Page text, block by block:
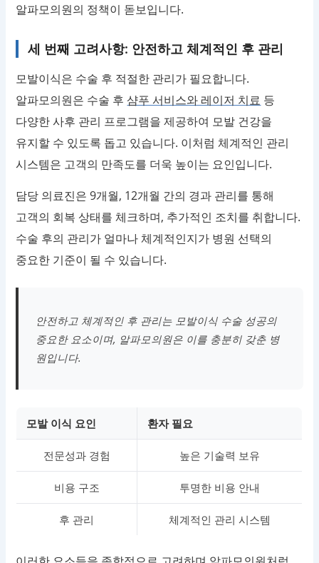
알파모의원의 정책이 돋보입니다.
세 번째 고려사항: 안전하고 체계적인 후 관리
모발이식은 수술 후 적절한 관리가 필요합니다.
알파모의원은 수술 후 샴푸 서비스와 레이저 치료 등
다양한 사후 관리 프로그램을 제공하여 모발 건강을
유지할 수 있도록 돕고 있습니다. 이처럼 체계적인 관리
시스템은 고객의 만족도를 더욱 높이는 요인입니다.
담당 의료진은 9개월, 12개월 간의 경과 관리를 통해
고객의 회복 상태를 체크하며, 추가적인 조치를 취합니다.
수술 후의 관리가 얼마나 체계적인지가 병원 선택의
중요한 기준이 될 수 있습니다.
안전하고 체계적인 후 관리는 모발이식 수술 성공의
중요한 요소이며, 알파모의원은 이를 충분히 갖춘 병
원입니다.
모발 이식 요인 환자 필요
전문성과 경험 높은 기술력 보유
비용 구조 투명한 비용 안내
후 관리 체계적인 관리 시스템